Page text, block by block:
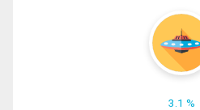
3.1 %